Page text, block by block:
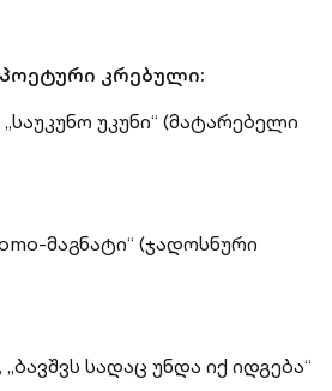
კრებული:
უკუნი“ (მატარებელი
მაგნატი“ (ჯადოსნური
სადაც უნდა იქ იდგება“